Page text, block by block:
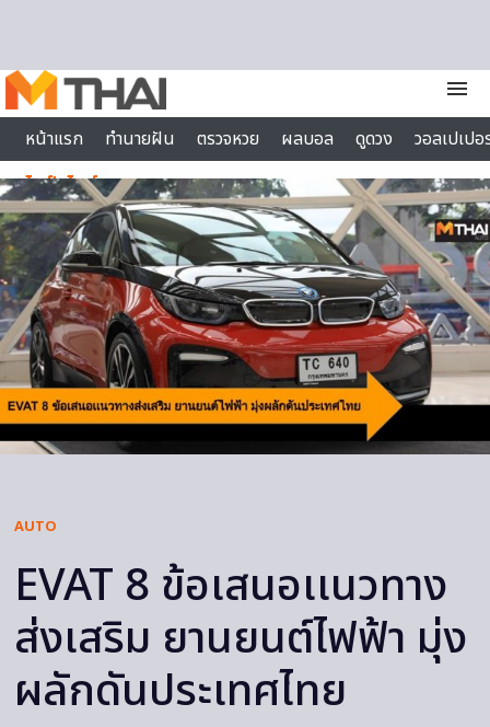
menu
หน้าแรก
ทำนายฝัน ตรวจหวย ผลบอล ดูดวง
วอลเปเป
ไลฟ์สไตล์
AUTO
EVAT 8 ข้อเสนอเเนวทาง
ส่งเสริม ยานยนต์ไฟฟ้า มุ่ง
ผลักดันประเทศไทย